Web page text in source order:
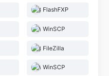
FlashFXP
WinSCP
FileZilla
WinSCP